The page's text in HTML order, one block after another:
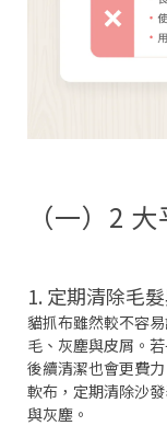
（一）2
1. 定期清除毛
貓抓布雖然較不容
毛、灰塵與皮屑。
後續清潔也會更費
軟布，定期清除沙
與灰塵。